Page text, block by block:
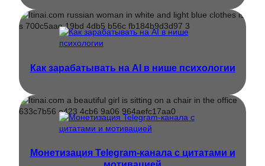
Как зарабатывать на AI в нише психологии
Монетизация Telegram-канала с цитатами и